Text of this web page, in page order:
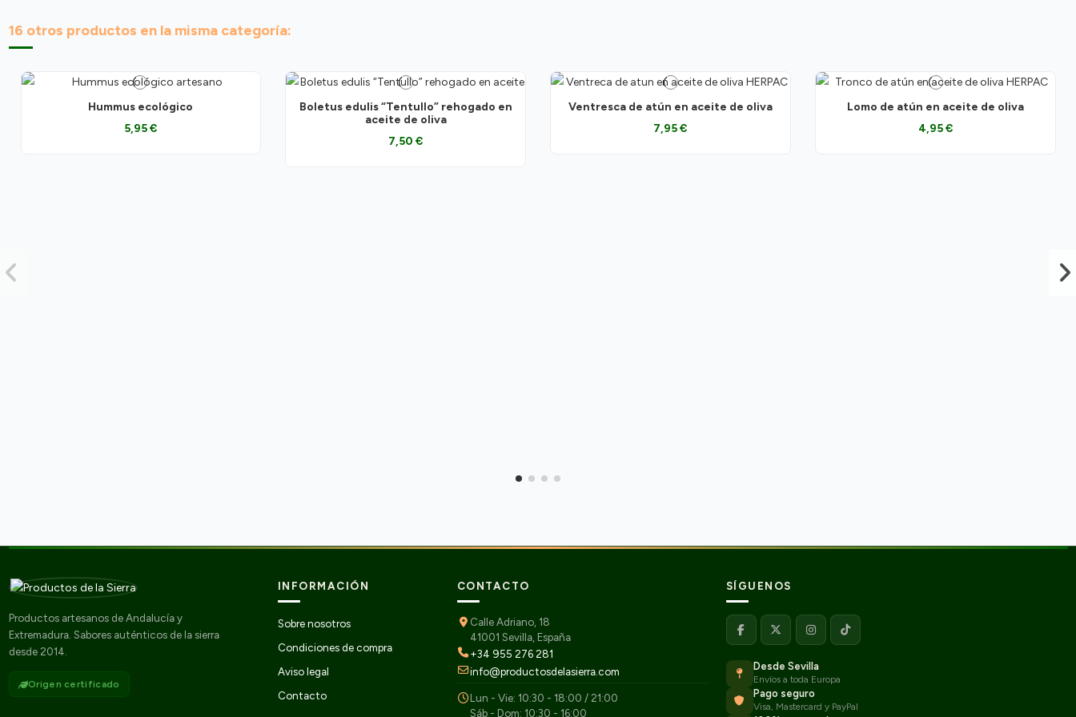
16 otros productos en la misma categoría:
Hummus ecológico
5,95 €
Boletus edulis “Tentullo” rehogado en
aceite de oliva
7,50 €
Ventresca de atún en aceite de oliva
7,95 €
Lomo de atún en aceite de oliva
4,95 €
Productos artesanos de Andalucía y
Extremadura. Sabores auténticos de la sierra
desde 2014.
Origen certificado
INFORMACIÓN
Sobre nosotros
Condiciones de compra
Aviso legal
Contacto
CONTACTO
Calle Adriano, 18
41001 Sevilla, España
+34 955 276 281
info@productosdelasierra.com
Lun - Vie: 10:30 - 18:00 / 21:00
Sáb - Dom: 10:30 - 16:00
SÍGUENOS
Desde Sevilla
Envíos a toda Europa
Pago seguro
Visa, Mastercard y PayPal